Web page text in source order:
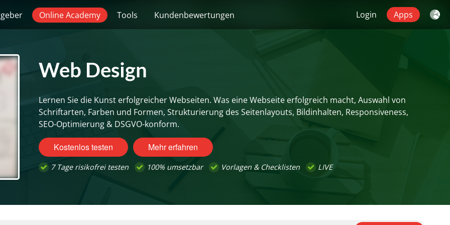
Online Academy Tools Kundenbewertungen Login Apps
Web Design
Lernen Sie die Kunst erfolgreicher Webseiten. Was eine Webseite erfolgreich macht, Auswahl von
Schriftarten, Farben und Formen, Strukturierung des Seitenlayouts, Bildinhalten, Responsiveness,
SEO-Optimierung & DSGVO-konform.
Kostenlos testen Mehr erfahren
7 Tage risikofrei testen 100% umsetzbar Vorlagen & Checklisten LIVE